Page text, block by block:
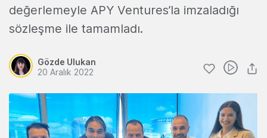
değerlemeyle APY Ventures’la imzaladığı
sözleşme ile tamamladı.
Gözde Ulukan
20 Aralık 2022